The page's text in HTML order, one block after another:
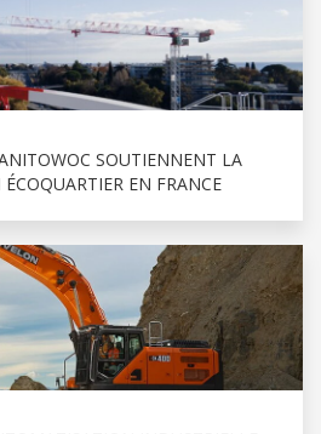
SOUTIENNENT LA
EN FRANCE